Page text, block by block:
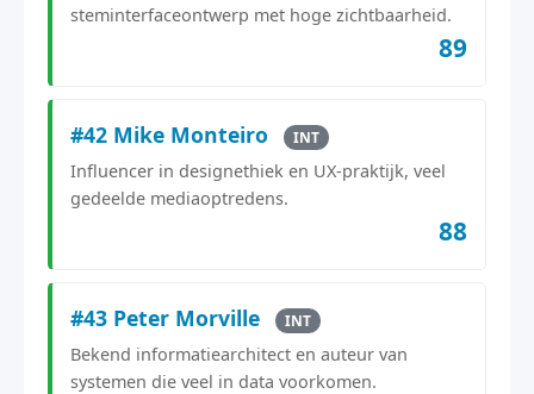
steminterfaceontwerp met hoge zichtbaarheid.
89
#42 Mike Monteiro INT
Influencer in designethiek en UX-praktijk, veel
gedeelde mediaoptredens.
88
#43 Peter Morville INT
Bekend informatiearchitect en auteur van
systemen die veel in data voorkomen.